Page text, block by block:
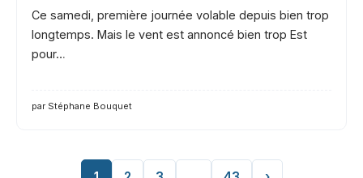
Ce samedi, première journée volable depuis bien trop
longtemps. Mais le vent est annoncé bien trop Est
pour…
par Stéphane Bouquet